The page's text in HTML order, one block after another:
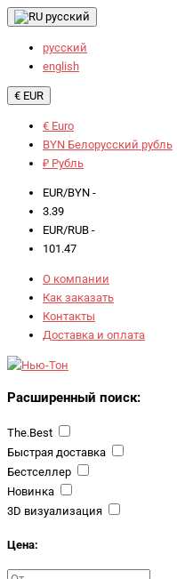
русский
русский
english
€ EUR
€ Euro
BYN Белорусский рубль
₽ Рубль
EUR/BYN -
3.39
EUR/RUB -
101.47
О компании
Как заказать
Контакты
Доставка и оплата
Расширенный поиск:
The.Best
Быстрая доставка
Бестселлер
Новинка
3D визуализация
Цена: